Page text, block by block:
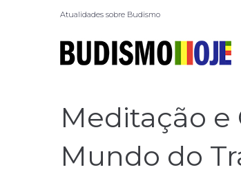
Atualidades sobre Budismo
Meditação e
Mundo do